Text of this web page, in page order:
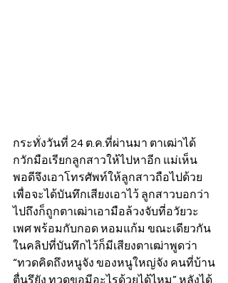
กระทั่งวันที่ 24 ต.ค.ที่ผ่านมา ตาเฒ่าได้
กวักมือเรียกลูกสาวให้ไปหาอีก แม่เห็น
พอดีจึงเอาโทรศัพท์ให้ลูกสาวถือไปด้วย
เพื่อจะได้บันทึกเสียงเอาไว้ ลูกสาวบอกว่า
ไปถึงก็ถูกตาเฒ่าเอามือล้วงจับที่อวัยวะ
เพศ พร้อมกับกอด หอมแก้ม ขณะเดียวกัน
ในคลิปที่บันทึกไว้ก็มีเสียงตาเฒ่าพูดว่า
“ทวดคิดถึงหนูจัง ของหนูใหญ่จัง คนที่บ้าน
ตื่นรึยัง ทวดขอมีอะไรด้วยได้ไหม” หลังได้